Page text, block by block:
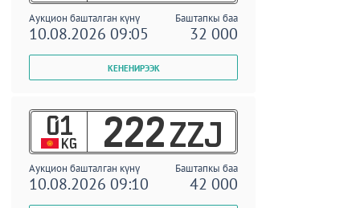
Аукцион башталган күнү Баштапкы баа
10.08.2026 09:05 32 000
01
KG 222 ZZJ
Аукцион башталган күнү Баштапкы баа
10.08.2026 09:10 42 000